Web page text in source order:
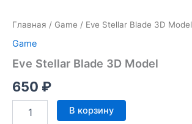
Главная / Game / Eve Stellar Blade 3D Model
Game
Eve Stellar Blade 3D Model
650 ₽
Количество
товара
В корзину